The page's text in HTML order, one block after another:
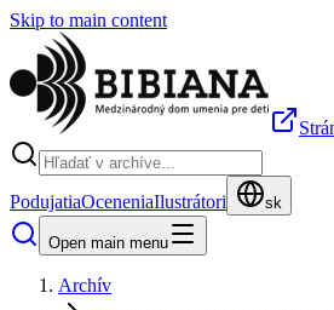
Skip to main content
PodujatiaOceneniaIlustrátori sk
Open main menu
Archív